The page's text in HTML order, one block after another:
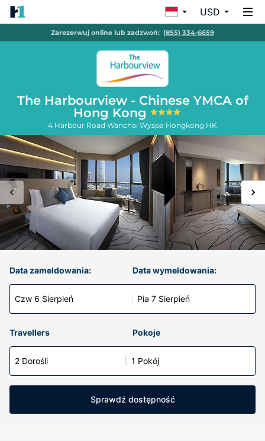
USD
Zarezerwuj online lub zadzwoń: (855) 334-6659
The Harbourview - Chinese YMCA of
Hong Kong
4 Harbour Road Wanchai Wyspa Hongkong HK
Data zameldowania:
Czw 6 Sierpień
Data wymeldowania:
Pia 7 Sierpień
Travellers Pokoje
2 Dorośli 1 Pokój
Sprawdź dostępność